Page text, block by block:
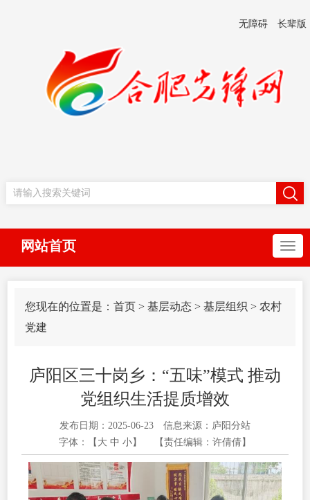
无障碍 长辈版
网站首页
您现在的位置是： 首页 > 基层动态 > 基层组织 > 农村
党建
庐阳区三十岗乡：“五味”模式 推动
党组织生活提质增效
发布日期：2025-06-23
信息来源：庐阳分站
字体：【 大 中 小 】 【责任编辑：许倩倩】